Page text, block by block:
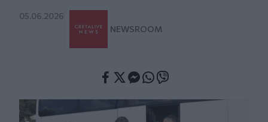
05.06.2026
NEWSROOM